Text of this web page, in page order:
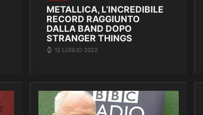
METALLICA, L’INCREDIBILE
RECORD RAGGIUNTO
DALLA BAND DOPO
STRANGER THINGS
12 LUGLIO 2022